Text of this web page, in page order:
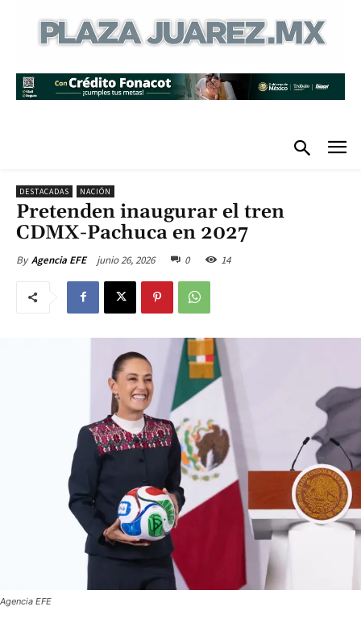
DESTACADAS NACIÓN
Pretenden inaugurar el tren
CDMX-Pachuca en 2027
By Agencia EFE junio 26, 2026 0 14
Agencia EFE